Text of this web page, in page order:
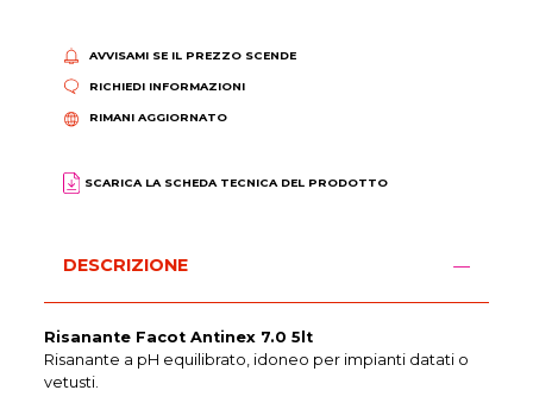
AVVISAMI SE IL PREZZO SCENDE
RICHIEDI INFORMAZIONI
RIMANI AGGIORNATO
SCARICA LA SCHEDA TECNICA DEL PRODOTTO
DESCRIZIONE
Risanante Facot Antinex 7.0 5lt
Risanante a pH equilibrato, idoneo per impianti datati o
vetusti.